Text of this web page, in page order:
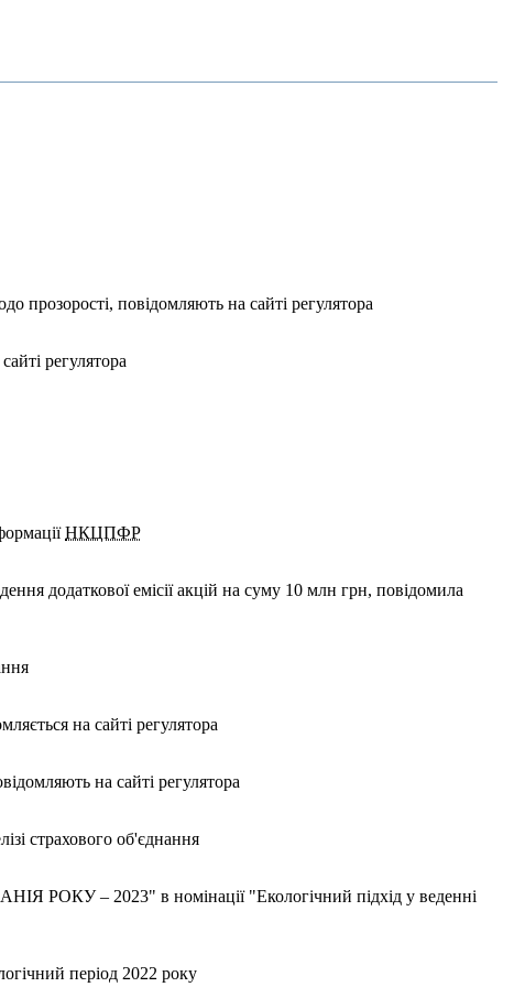
прозорості, повідомляють на сайті регулятора
регулятора
НКЦПФР
додаткової емісії акцій на суму 10 млн грн, повідомила
на сайті регулятора
на сайті регулятора
страхового об'єднання
РОКУ – 2023" в номінації "Екологічний підхід у веденні
період 2022 року